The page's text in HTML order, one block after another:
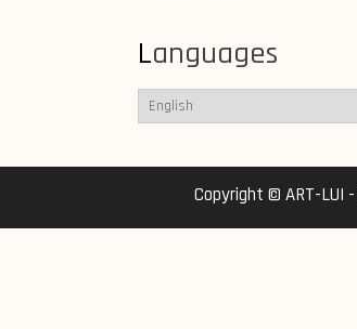
Languages
Copyright © ART-LUI